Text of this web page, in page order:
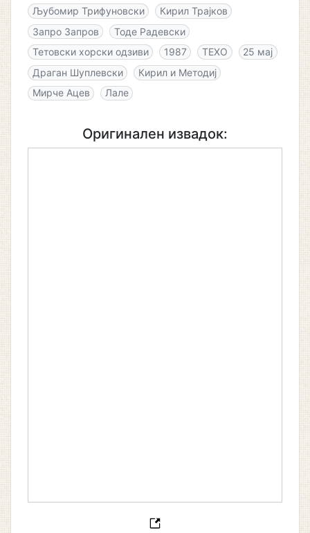
Љубомир Трифуновски
Кирил Трајков
Запро Запров
Тоде Радевски
Тетовски хорски одзиви
1987 ТЕХО
25 мај
Драган Шуплевски
Кирил и Методиј
Мирче Ацев
Лале
Оригинален извадок: